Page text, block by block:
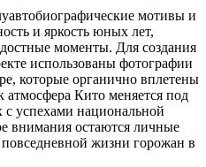
мотивы и
и яркость юных лет,
моменты. Для создания
использованы фотографии
которые органично вплетены
Кито меняется под
успехами национальной
внимания остаются личные
жизни горожан в